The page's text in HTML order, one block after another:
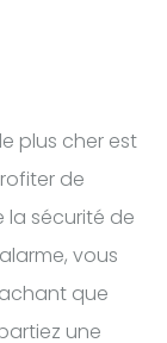
plus cher est
de
la sécurité de
vous
que
une